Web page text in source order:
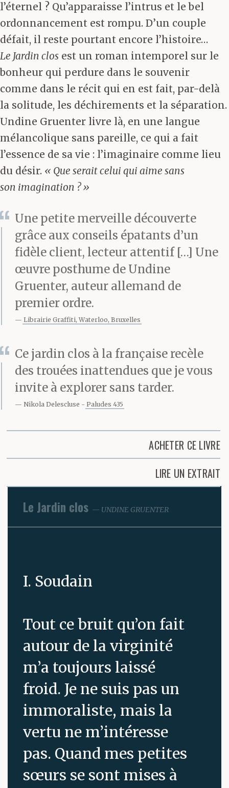
l’éternel ? Qu’apparaisse l’intrus et le bel
ordonnancement est rompu. D’un couple
défait, il reste pourtant encore l’histoire…
Le Jardin clos est un roman intemporel sur le
bonheur qui perdure dans le souvenir
comme dans le récit qui en est fait, par-delà
la solitude, les déchirements et la séparation.
Undine Gruenter livre là, en une langue
mélancolique sans pareille, ce qui a fait
l’essence de sa vie : l’imaginaire comme lieu
du désir. « Que serait celui qui aime sans
son imagination ? »
Une petite merveille découverte
grâce aux conseils épatants d’un
fidèle client, lecteur attentif […] Une
œuvre posthume de Undine
Gruenter, auteur allemand de
premier ordre.
Librairie Graffiti, Waterloo, Bruxelles
Ce jardin clos à la française recèle
des trouées inattendues que je vous
invite à explorer sans tarder.
Nikola Delescluse Paludes 435
ACHETER CE LIVRE
LIRE UN EXTRAIT
Le Jardin clos UNDINE GRUENTER
I. Soudain
Tout ce bruit qu’on fait
autour de la virginité
m’a toujours laissé
froid. Je ne suis pas un
immoraliste, mais la
vertu ne m’intéresse
pas. Quand mes petites
sœurs se sont mises à